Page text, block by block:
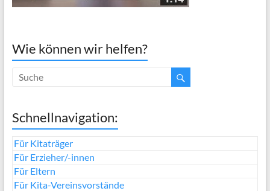
Wie können wir helfen?
Schnellnavigation:
Für Kitaträger
Für Erzieher/-innen
Für Eltern
Für Kita-Vereinsvorstände